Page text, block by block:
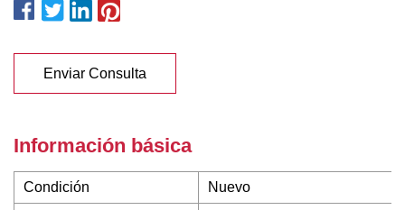
Enviar Consulta
Información básica
Condición Nuevo